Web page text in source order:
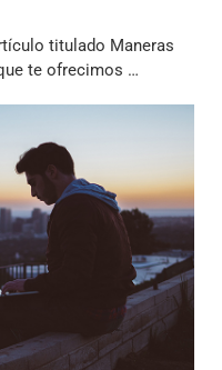
titulado Maneras
te ofrecimos …